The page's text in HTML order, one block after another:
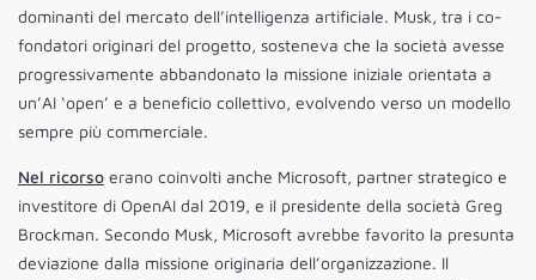
dominanti del mercato dell’intelligenza artificiale. Musk, tra i co-
fondatori originari del progetto, sosteneva che la società avesse
progressivamente abbandonato la missione iniziale orientata a
un’AI ‘open’ e a beneficio collettivo, evolvendo verso un modello
sempre più commerciale.
Nel ricorso erano coinvolti anche Microsoft, partner strategico e
investitore di OpenAI dal 2019, e il presidente della società Greg
Brockman. Secondo Musk, Microsoft avrebbe favorito la presunta
deviazione dalla missione originaria dell’organizzazione. Il